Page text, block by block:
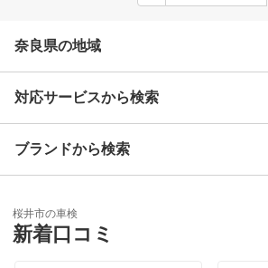
奈良県の地域
生駒郡
宇陀郡
宇陀市
香芝市
対応サービスから検索
Award 受賞店
特典あり
ブランドから検索
「車検の速太郎」
桜井市の車検
新着口コミ